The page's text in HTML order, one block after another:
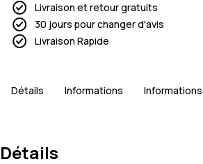
Livraison et retour gratuits
30 jours pour changer d'avis
Livraison Rapide
Détails Informations
Détails